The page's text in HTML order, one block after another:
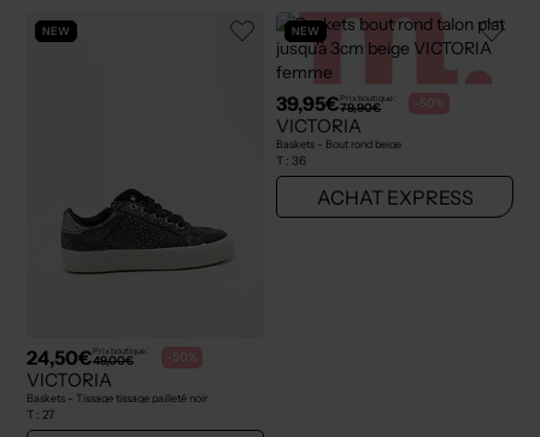
NEW
24,50€Prix boutique :
49,00€ -50%
VICTORIA
Baskets - Tissage tissage pailleté noir
T : 27
NEW
39,95€Prix boutique :
79,90€ -50%
VICTORIA
Baskets - Bout rond beige
T : 36
ACHAT EXPRESS